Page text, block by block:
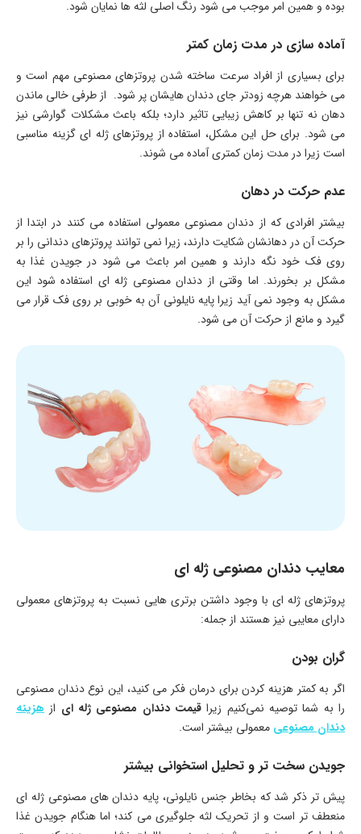
بوده و همین امر موجب می‌ شود رنگ اصلی لثه ها نمایان شود.
آماده سازی در مدت زمان کمتر
برای بسیاری از افراد سرعت ساخته شدن پروتزهای مصنوعی مهم است و
می‌ خواهند هرچه زودتر جای دندان‌ هایشان پر شود. از طرفی خالی ماندن
دهان نه تنها بر کاهش زیبایی تاثیر دارد؛ بلکه باعث مشکلات گوارشی نیز
می‌ شود. برای حل این مشکل، استفاده از پروتزهای ژله ای گزینه مناسبی
است زیرا در مدت زمان کمتری آماده می‌ شوند.
عدم حرکت در دهان
بیشتر افرادی که از دندان مصنوعی معمولی استفاده می‌ کنند در ابتدا از
حرکت آن در دهانشان شکایت دارند، زیرا نمی‌ توانند پروتزهای دندانی را بر
روی فک خود نگه دارند و همین امر باعث می‌ شود در جویدن غذا به
مشکل بر بخورند. اما وقتی از دندان مصنوعی ژله‌ ای استفاده شود این
مشکل به وجود نمی‌ آید زیرا پایه‌‌ نایلونی آن به خوبی بر روی فک قرار می‌
گیرد و مانع از حرکت آن می‌ شود.
معایب دندان مصنوعی‌ ژله ای
پروتز‌های ژله ای با وجود داشتن برتری‌ هایی نسبت به پروتزهای معمولی
دارای معایبی نیز هستند از جمله:
گران بودن
اگر به کمتر هزینه کردن برای درمان فکر می‌ کنید، این نوع دندان مصنوعی
را به شما توصیه نمی‌کنیم زیرا قیمت دندان مصنوعی ژله ای از هزینه
دندان مصنوعی معمولی بیشتر است.
جویدن سخت تر و تحلیل استخوانی بیشتر
پیش تر ذکر شد که بخاطر جنس نایلونی، پایه دندان های مصنوعی ژله ای
منعطف تر است و از تحریک لثه جلوگیری می‌ کند؛ اما هنگام جویدن غذا